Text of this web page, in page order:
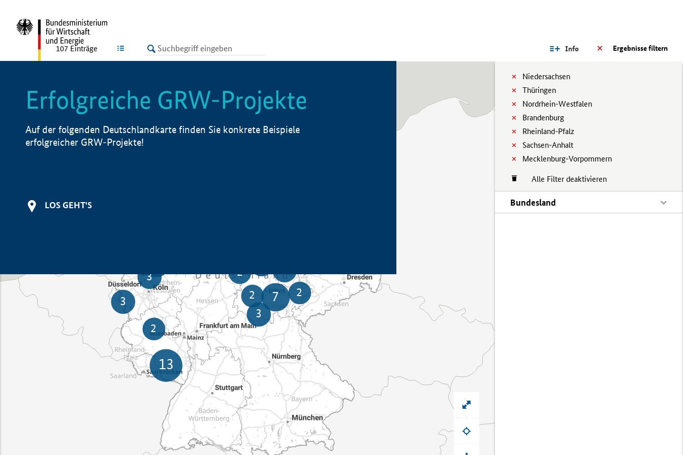
LISTE Ergebnisse filtern
Info
Niedersachsen
Thüringen
Nordrhein-Westfalen
Brandenburg
Rheinland-Pfalz
Sachsen-Anhalt
Mecklenburg-Vorpommern
Alle Filter deaktivieren
Bundesland
107 Einträge
Erfolgreiche GRW-Projekte
Auf der folgenden Deutschlandkarte finden Sie konkrete Beispiele
erfolgreicher GRW-Projekte!
LOS GEHT'S